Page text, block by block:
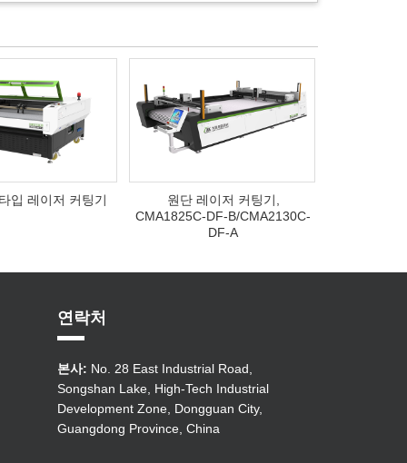
입 레이저 커팅기
원단 레이저 커팅기,
CMA1825C-DF-B/CMA2130C-
DF-A
연락처
본사: No. 28 East Industrial Road,
Songshan Lake, High-Tech Industrial
Development Zone, Dongguan City,
Guangdong Province, China